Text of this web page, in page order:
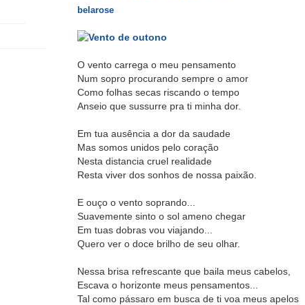
belarose
O vento carrega o meu pensamento
Num sopro procurando sempre o amor
Como folhas secas riscando o tempo
Anseio que sussurre pra ti minha dor.
Em tua ausência a dor da saudade
Mas somos unidos pelo coração
Nesta distancia cruel realidade
Resta viver dos sonhos de nossa paixão.
E ouço o vento soprando...
Suavemente sinto o sol ameno chegar
Em tuas dobras vou viajando...
Quero ver o doce brilho de seu olhar.
Nessa brisa refrescante que baila meus cabelos,
Escava o horizonte meus pensamentos...
Tal como pássaro em busca de ti voa meus apelos